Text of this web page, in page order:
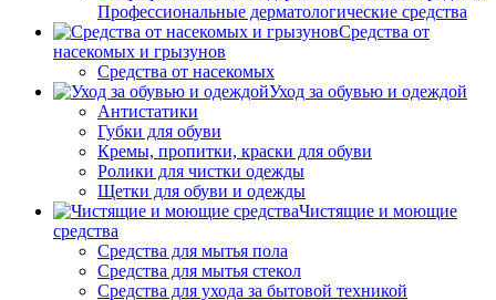
Профессиональные дерматологические средства
Средства от
насекомых и грызунов
Средства от насекомых
Уход за обувью и одеждой
Антистатики
Губки для обуви
Кремы, пропитки, краски для обуви
Ролики для чистки одежды
Щетки для обуви и одежды
Чистящие и моющие
средства
Средства для мытья пола
Средства для мытья стекол
Средства для ухода за бытовой техникой